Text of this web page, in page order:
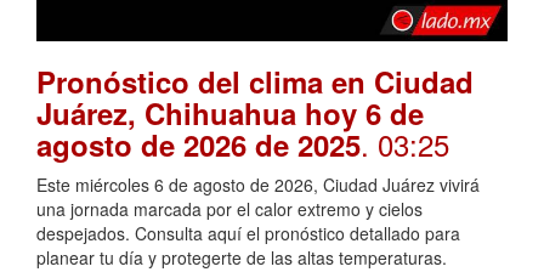
Pronóstico del clima en Ciudad
Juárez, Chihuahua hoy 6 de
agosto de 2026 de 2025. 03:25
Este miércoles 6 de agosto de 2026, Ciudad Juárez vivirá
una jornada marcada por el calor extremo y cielos
despejados. Consulta aquí el pronóstico detallado para
planear tu día y protegerte de las altas temperaturas.